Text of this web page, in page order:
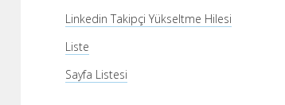
Linkedin Takipçi Yükseltme Hilesi
Liste
Sayfa Listesi